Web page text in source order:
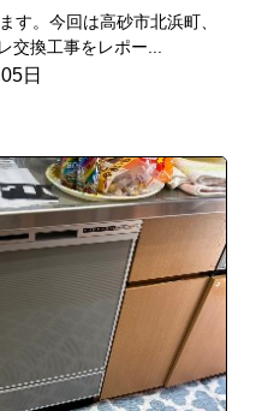
す。今回は高砂市北浜町、
交換工事をレポー...
日